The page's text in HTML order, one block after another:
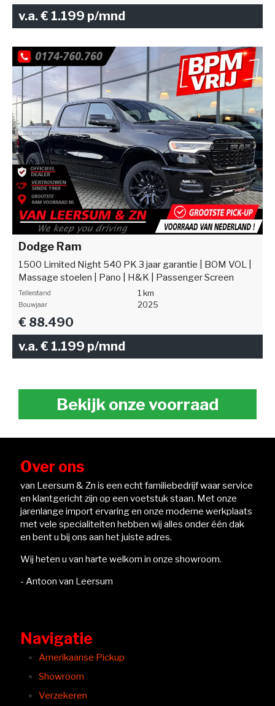
v.a. € 1.199 p/mnd
Dodge Ram
1500 Limited Night 540 PK 3 jaar garantie | BOM VOL |
Massage stoelen | Pano | H&K | Passenger Screen
Tellerstand 1 km
Bouwjaar 2025
€ 88.490
v.a. € 1.199 p/mnd
Bekijk onze voorraad
Over ons
van Leersum & Zn is een echt familiebedrijf waar service
en klantgericht zijn op een voetstuk staan. Met onze
jarenlange import ervaring en onze moderne werkplaats
met vele specialiteiten hebben wij alles onder één dak
en bent u bij ons aan het juiste adres.
Wij heten u van harte welkom in onze showroom.
- Antoon van Leersum
Navigatie
Amerikaanse Pickup
Showroom
Verzekeren